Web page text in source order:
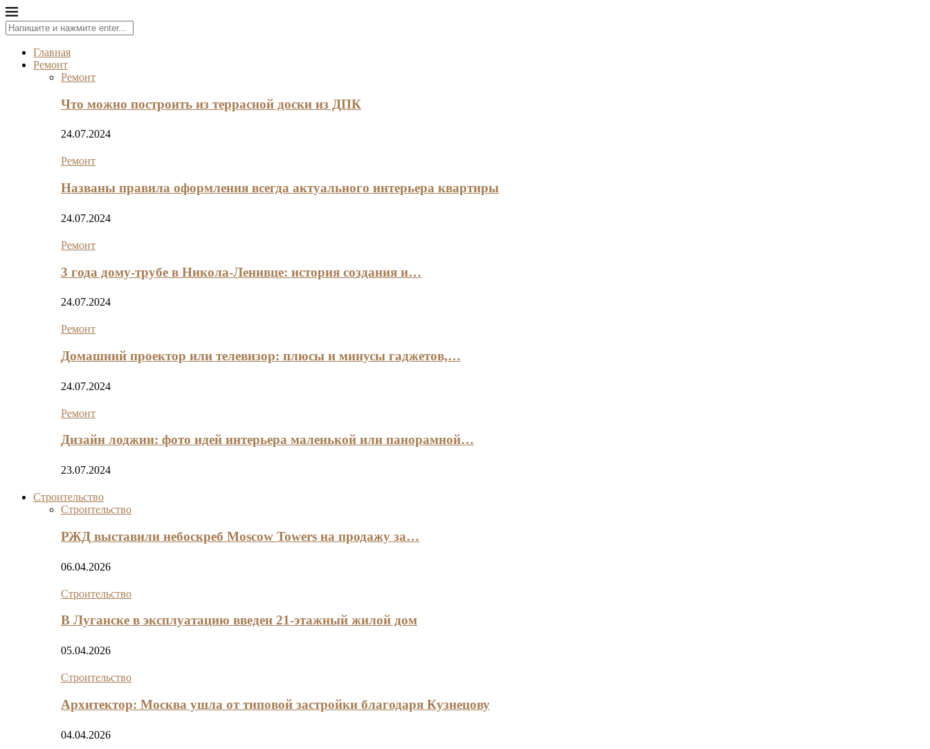
Главная
Ремонт
Ремонт
Что можно построить из террасной доски из ДПК
24.07.2024
Ремонт
Названы правила оформления всегда актуального интерьера квартиры
24.07.2024
Ремонт
3 года дому-трубе в Никола-Ленивце: история создания и…
24.07.2024
Ремонт
Домашний проектор или телевизор: плюсы и минусы гаджетов,…
24.07.2024
Ремонт
Дизайн лоджии: фото идей интерьера маленькой или панорамной…
23.07.2024
Строительство
Строительство
РЖД выставили небоскреб Moscow Towers на продажу за…
06.04.2026
Строительство
В Луганске в эксплуатацию введен 21-этажный жилой дом
05.04.2026
Строительство
Архитектор: Москва ушла от типовой застройки благодаря Кузнецову
04.04.2026